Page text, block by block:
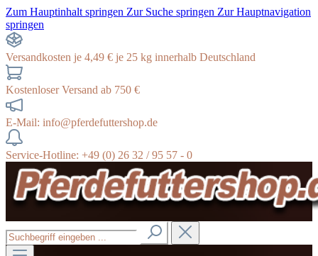
Zum Hauptinhalt springen Zur Suche springen Zur Hauptnavigation
springen
Versandkosten je 4,49 € je 25 kg innerhalb Deutschland
Kostenloser Versand ab 750 €
E-Mail: info@pferdefuttershop.de
Service-Hotline: +49 (0) 26 32 / 95 57 - 0